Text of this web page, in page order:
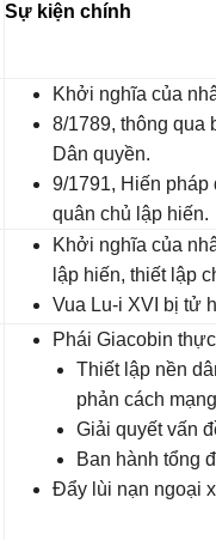
Sự kiện chính
Khởi nghĩa của
8/1789, thông qua
Dân quyền.
9/1791, Hiến
quân chủ lập hiến.
Khởi nghĩa của
lập hiến, thiết lập
Vua Lu-i XVI bị tử
Phái Giacobin
Thiết lập nền
phản cách
Giải quyết vấn
Ban hành tổng
Đẩy lùi nạn ngoại